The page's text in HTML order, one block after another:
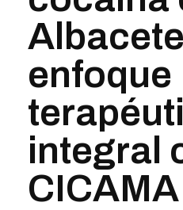
enfoque
integral
CICAMA